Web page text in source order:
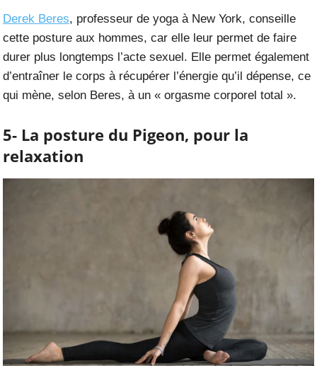
Derek Beres, professeur de yoga à New York, conseille
cette posture aux hommes, car elle leur permet de faire
durer plus longtemps l’acte sexuel. Elle permet également
d’entraîner le corps à récupérer l’énergie qu’il dépense, ce
qui mène, selon Beres, à un « orgasme corporel total ».
5- La posture du Pigeon, pour la
relaxation